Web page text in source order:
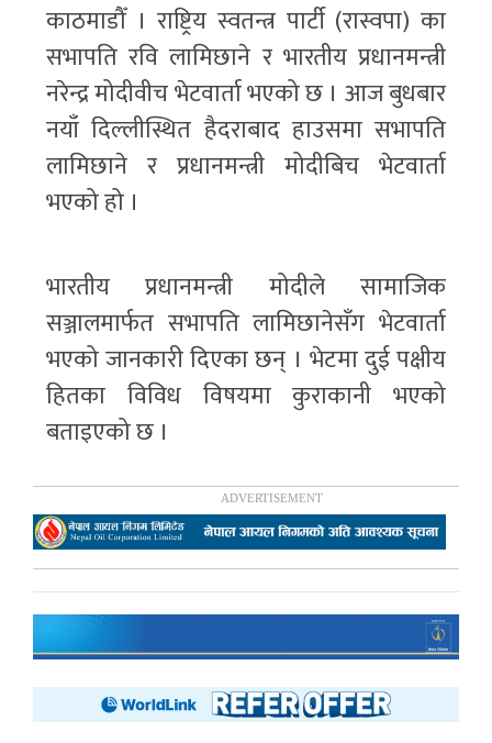
काठमाडौँ । राष्ट्रिय स्वतन्त्र पार्टी (रास्वपा) का
सभापति रवि लामिछाने र भारतीय प्रधानमन्त्री
नरेन्द्र मोदीवीच भेटवार्ता भएको छ । आज बुधबार
नयाँ दिल्लीस्थित हैदराबाद हाउसमा सभापति
लामिछाने र प्रधानमन्त्री मोदीबिच भेटवार्ता
भएको हो ।
भारतीय प्रधानमन्त्री मोदीले सामाजिक
सञ्जालमार्फत सभापति लामिछानेसँग भेटवार्ता
भएको जानकारी दिएका छन् । भेटमा दुई पक्षीय
हितका विविध विषयमा कुराकानी भएको
बताइएको छ ।